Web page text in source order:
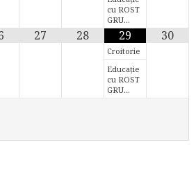
cu ROST
GRU…
27 28 29
Croitorie
Educație
cu ROST
GRU…
30